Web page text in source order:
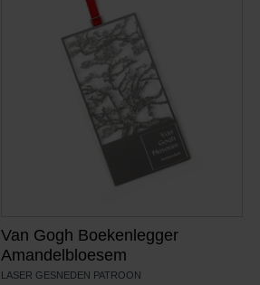
Van Gogh Boekenlegger
Amandelbloesem
LASER GESNEDEN PATROON